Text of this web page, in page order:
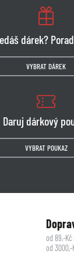
dárek?
VYBRAT DÁREK
Daruj dárkový
VYBRAT POUKAZ
od 89,-
od 3000,-